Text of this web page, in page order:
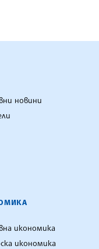
АГЕНЦИЯ
новини
икономика
икономика